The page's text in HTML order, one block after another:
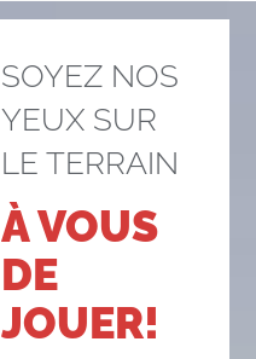
SOYEZ NOS
YEUX SUR
LE TERRAIN
À VOUS
DE
JOUER!